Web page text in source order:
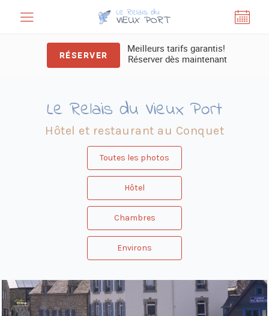
Meilleurs tarifs garantis!
Réserver dès maintenant
RÉSERVER
Le Relais du Vieux Port
Hôtel et restaurant au Conquet
Toutes les photos
Hôtel
Chambres
Environs